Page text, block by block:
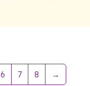
6 7 8 →